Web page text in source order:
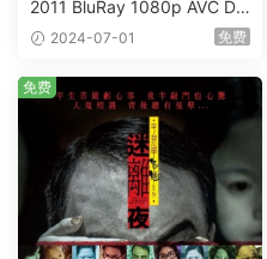
2011 BluRay 1080p AVC DT
S-HD MA5.1-shhaclm@CHD
2024-07-01 免费
免费